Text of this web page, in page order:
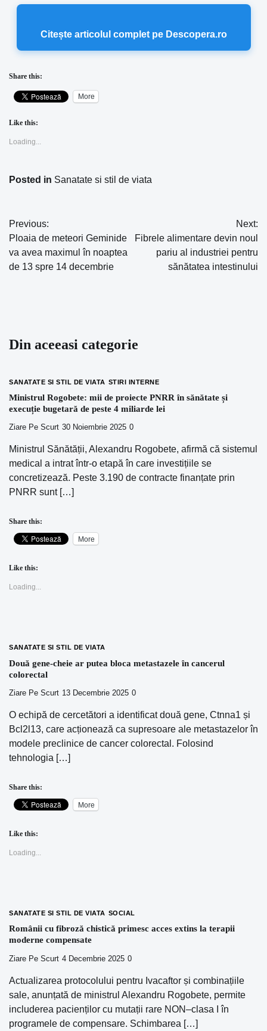
Citește articolul complet pe Descopera.ro
Share this:
More
Like this:
Loading...
Posted in Sanatate si stil de viata
Navigare
în
articole
Previous:
Ploaia de meteori Geminide
va avea maximul în noaptea
de 13 spre 14 decembrie
Next:
Fibrele alimentare devin noul
pariu al industriei pentru
sănătatea intestinului
Din aceeasi categorie
SANATATE SI STIL DE VIATA STIRI INTERNE
Ministrul Rogobete: mii de proiecte PNRR în sănătate și
execuție bugetară de peste 4 miliarde lei
Ziare Pe Scurt 30 Noiembrie 2025 0
Ministrul Sănătății, Alexandru Rogobete, afirmă că sistemul
medical a intrat într-o etapă în care investițiile se
concretizează. Peste 3.190 de contracte finanțate prin
PNRR sunt […]
Share this:
More
Like this:
Loading...
SANATATE SI STIL DE VIATA
Două gene-cheie ar putea bloca metastazele în cancerul
colorectal
Ziare Pe Scurt 13 Decembrie 2025 0
O echipă de cercetători a identificat două gene, Ctnna1 și
Bcl2l13, care acționează ca supresoare ale metastazelor în
modele preclinice de cancer colorectal. Folosind
tehnologia […]
Share this:
More
Like this:
Loading...
SANATATE SI STIL DE VIATA SOCIAL
Românii cu fibroză chistică primesc acces extins la terapii
moderne compensate
Ziare Pe Scurt 4 Decembrie 2025 0
Actualizarea protocolului pentru Ivacaftor și combinațiile
sale, anunțată de ministrul Alexandru Rogobete, permite
includerea pacienților cu mutații rare NON–clasa I în
programele de compensare. Schimbarea […]